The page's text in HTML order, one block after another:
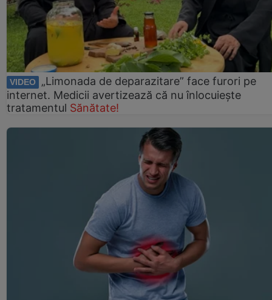
VIDEO
„Limonada de deparazitare” face furori pe
internet. Medicii avertizează că nu înlocuiește
tratamentul Sănătate!